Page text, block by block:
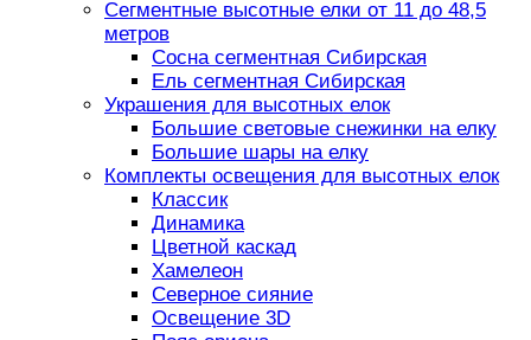
Сегментные высотные елки от 11 до 48,5
метров
Сосна сегментная Сибирская
Ель сегментная Сибирская
Украшения для высотных елок
Большие световые снежинки на елку
Большие шары на елку
Комплекты освещения для высотных елок
Классик
Динамика
Цветной каскад
Хамелеон
Северное сияние
Освещение 3D